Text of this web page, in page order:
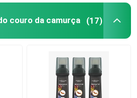
couro da camurça (17)